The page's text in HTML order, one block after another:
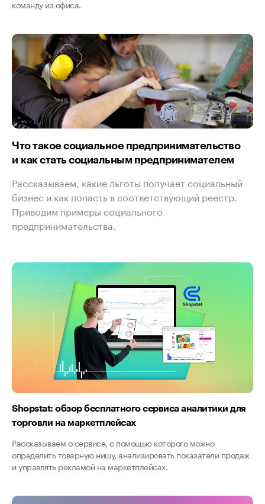
команду из офиса.
Что такое социальное предпринимательство
и как стать социальным предпринимателем
Рассказываем, какие льготы получает социальный
бизнес и как попасть в соответствующий реестр.
Приводим примеры социального
предпринимательства.
Shopstat: обзор бесплатного сервиса аналитики для
торговли на маркетплейсах
Рассказываем о сервисе, с помощью которого можно
определить товарную нишу, анализировать показатели продаж
и управлять рекламой на маркетплейсах.